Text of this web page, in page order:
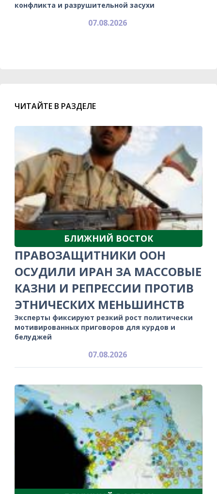
конфликта и разрушительной засухи
07.08.2026
ЧИТАЙТЕ В РАЗДЕЛЕ
БЛИЖНИЙ ВОСТОК
ПРАВОЗАЩИТНИКИ ООН
ОСУДИЛИ ИРАН ЗА МАССОВЫЕ
КАЗНИ И РЕПРЕССИИ ПРОТИВ
ЭТНИЧЕСКИХ МЕНЬШИНСТВ
Эксперты фиксируют резкий рост политически
мотивированных приговоров для курдов и
белуджей
07.08.2026